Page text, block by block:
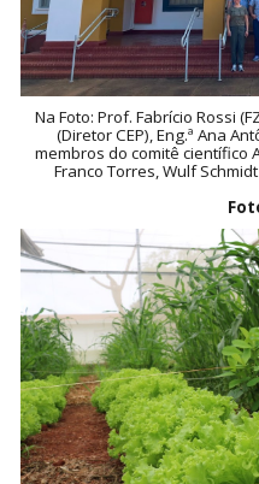
Na Foto: Prof. Fabrício Rossi
(Diretor CEP), Eng.ª Ana
membros do comitê científico
Franco Torres, Wulf